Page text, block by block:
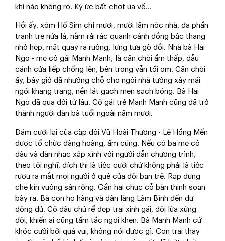
khi nào không rõ. Ký ức bất chợt ùa về...
Hồi ấy, xóm Hố Sim chỉ mươi, mười lăm nóc nhà, đa phần
tranh tre nứa lá, nằm rải rác quanh cánh đồng bậc thang
nhỏ hẹp, mặt quay ra ruộng, lưng tựa gò đồi. Nhà bà Hai
Ngọ - mẹ cô gái Manh Manh, là căn chòi ẩm thấp, dẫu
cánh cửa liếp chống lên, bên trong vẫn tối om. Căn chòi
ấy, bây giờ đã nhường chỗ cho ngôi nhà tường xây mái
ngói khang trang, nền lát gạch men sạch bóng. Bà Hai
Ngọ đã qua đời từ lâu. Cô gái trẻ Manh Manh cũng đã trở
thành người đàn bà tuổi ngoài năm mươi.
Đám cưới lại của cặp đôi Vũ Hoài Thương - Lê Hồng Mến
được tổ chức đàng hoàng, ấm cúng. Nếu có ba mẹ cô
dâu và dàn nhạc xập xình với người dẫn chương trình,
theo tôi nghĩ, đích thị là tiệc cưới chứ không phải là tiệc
rượu ra mắt mọi người ở quê của đôi bạn trẻ. Rạp dựng
che kín vuông sân rộng. Gần hai chục cỗ bàn thịnh soạn
bày ra. Bà con họ hàng và dân làng Lâm Bình đến dự
đông đủ. Cô dâu chú rể đẹp trai xinh gái, đôi lứa xứng
đôi, khiến ai cũng tấm tắc ngợi khen. Bà Manh Manh cứ
khóc cười bởi quá vui, không nói được gì. Con trai thay